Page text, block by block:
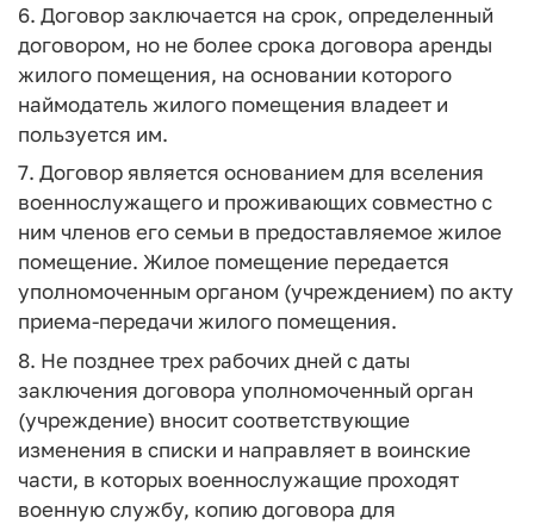
6. Договор заключается на срок, определенный
договором, но не более срока договора аренды
жилого помещения, на основании которого
наймодатель жилого помещения владеет и
пользуется им.
7. Договор является основанием для вселения
военнослужащего и проживающих совместно с
ним членов его семьи в предоставляемое жилое
помещение. Жилое помещение передается
уполномоченным органом (учреждением) по акту
приема-передачи жилого помещения.
8. Не позднее трех рабочих дней с даты
заключения договора уполномоченный орган
(учреждение) вносит соответствующие
изменения в списки и направляет в воинские
части, в которых военнослужащие проходят
военную службу, копию договора для